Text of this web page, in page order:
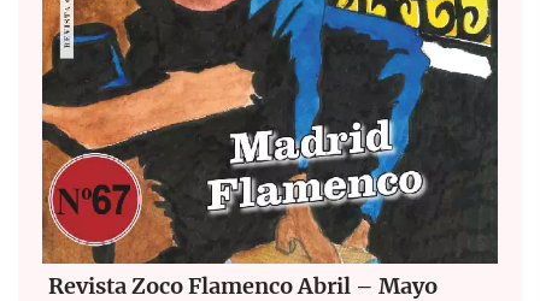
Revista Zoco Flamenco Abril – Mayo